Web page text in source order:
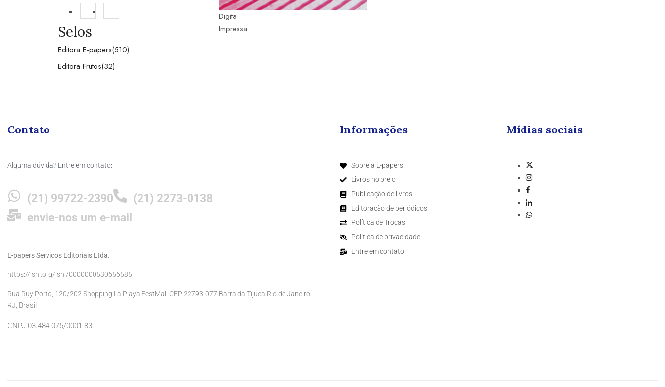
Selos
Editora E-papers(510)
Editora Frutos(32)
Digital
Impressa
Contato
Alguma dúvida? Entre em contato:
(21) 99722-2390
(21) 2273-0138
envie-nos um e-mail
E-papers Servicos Editoriais Ltda.
https://isni.org/isni/0000000530656585
Rua Ruy Porto, 120/202 Shopping La Playa FestMall CEP 22793-077 Barra da Tijuca Rio de Janeiro
RJ, Brasil
CNPJ 03.484.075/0001-83
Informações
Sobre a E-papers
Livros no prelo
Publicação de livros
Editoração de periódicos
Política de Trocas
Política de privacidade
Entre em contato
Mídias sociais